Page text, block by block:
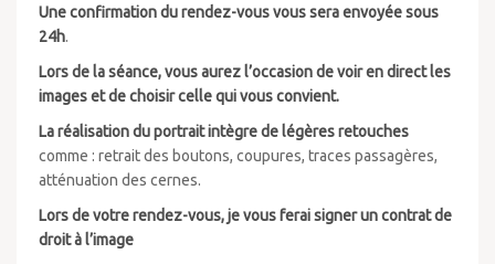
Une confirmation du rendez-vous vous sera envoyée sous
24h.
Lors de la séance, vous aurez l’occasion de voir en direct les
images et de choisir celle qui vous convient.
La réalisation du portrait intègre de légères retouches
comme : retrait des boutons, coupures, traces passagères,
atténuation des cernes.
Lors de votre rendez-vous, je vous ferai signer un contrat de
droit à l’image